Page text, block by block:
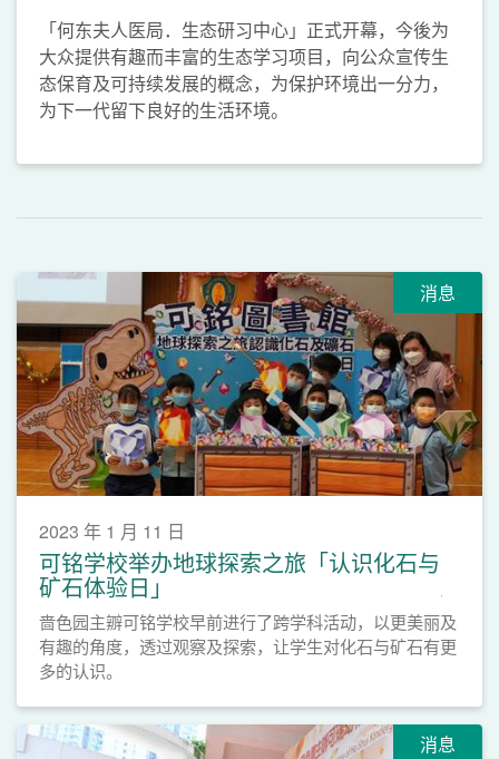
「何东夫人医局．生态研习中心」正式开幕，今後为
大众提供有趣而丰富的生态学习项目，向公众宣传生
态保育及可持续发展的概念，为保护环境出一分力，
为下一代留下良好的生活环境。
消息
2023 年 1 月 11 日
可铭学校举办地球探索之旅「认识化石与
矿石体验日」
啬色园主辧可铭学校早前进行了跨学科活动，以更美丽及
有趣的角度，透过观察及探索，让学生对化石与矿石有更
多的认识。
消息